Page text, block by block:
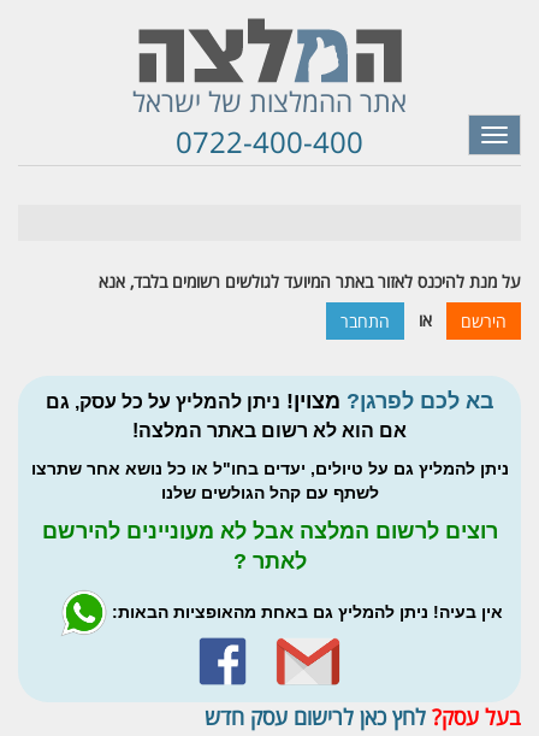
אתר ההמלצות של ישראל
0722-400-400
Toggle
navigation
על מנת להיכנס לאזור באתר המיועד לגולשים רשומים בלבד, אנא
הירשם
או התחבר
בא לכם לפרגן? מצוין! ניתן להמליץ על כל עסק, גם
אם הוא לא רשום באתר המלצה!
ניתן להמליץ גם על טיולים, יעדים בחו"ל או כל נושא אחר שתרצו
לשתף עם קהל הגולשים שלנו
רוצים לרשום המלצה אבל לא מעוניינים להירשם
לאתר ?
אין בעיה! ניתן להמליץ גם באחת מהאופציות הבאות:
בעל עסק? לחץ כאן לרישום עסק חדש